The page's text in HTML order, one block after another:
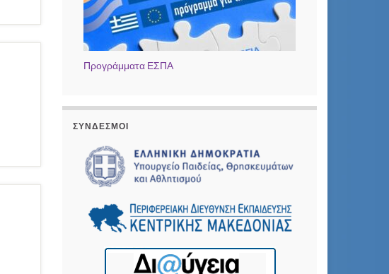
Προγράμματα ΕΣΠΑ
ΣΎΝΔΕΣΜΟΙ